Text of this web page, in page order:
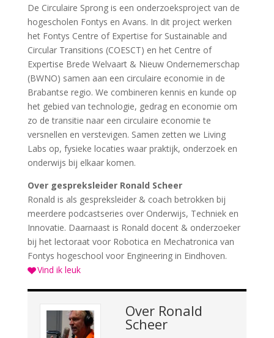
De Circulaire Sprong is een onderzoeksproject van de
hogescholen Fontys en Avans. In dit project werken
het Fontys Centre of Expertise for Sustainable and
Circular Transitions (COESCT) en het Centre of
Expertise Brede Welvaart & Nieuw Ondernemerschap
(BWNO) samen aan een circulaire economie in de
Brabantse regio. We combineren kennis en kunde op
het gebied van technologie, gedrag en economie om
zo de transitie naar een circulaire economie te
versnellen en verstevigen. Samen zetten we Living
Labs op, fysieke locaties waar praktijk, onderzoek en
onderwijs bij elkaar komen.
Over gespreksleider Ronald Scheer
Ronald is als gespreksleider & coach betrokken bij
meerdere podcastseries over Onderwijs, Techniek en
Innovatie. Daarnaast is Ronald docent & onderzoeker
bij het lectoraat voor Robotica en Mechatronica van
Fontys hogeschool voor Engineering in Eindhoven.
Vind ik leuk
Over Ronald
Scheer